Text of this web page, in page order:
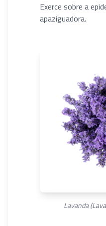
Exerce sobre a
apaziguadora.
Lavanda